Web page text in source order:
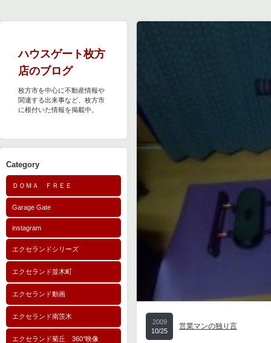
ハウスゲート枚方
店のブログ
枚方市を中心に不動産情報や
関連する出来事など、枚方市
に根付いた情報を掲載中。
Category
ＤＯＭＡ ＦＲＥＥ
Garage Gate
instagram
エクセランドシリーズ
エクセランド並木町
エクセランド動画
エクセランド南茨木
エクセランド菊丘 360°映像
2009
10/25
営業マンの独り言